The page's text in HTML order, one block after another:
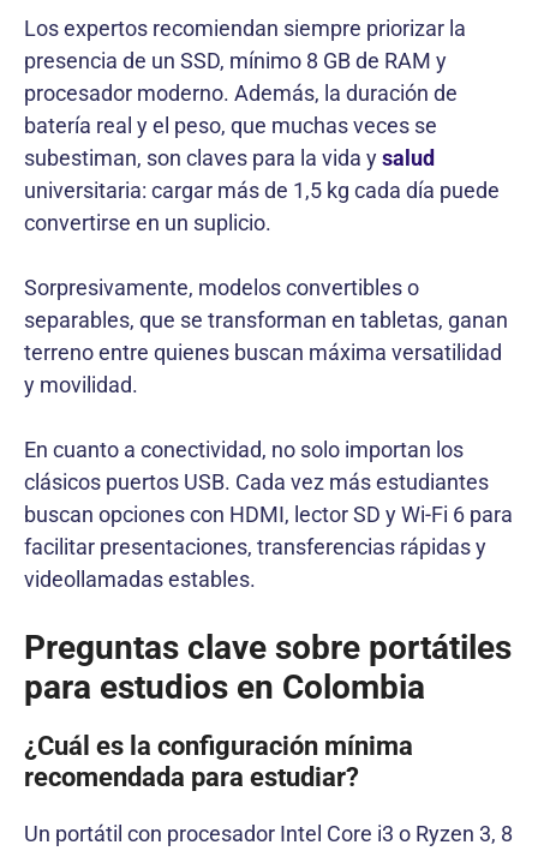
Los expertos recomiendan siempre priorizar la
presencia de un SSD, mínimo 8 GB de RAM y
procesador moderno. Además, la duración de
batería real y el peso, que muchas veces se
subestiman, son claves para la vida ysalud
universitaria: cargar más de 1,5 kg cada día puede
convertirse en un suplicio.
Sorpresivamente, modelos convertibles o
separables, que se transforman en tabletas, ganan
terreno entre quienes buscan máxima versatilidad
y movilidad.
En cuanto a conectividad, no solo importan los
clásicos puertos USB. Cada vez más estudiantes
buscan opciones con HDMI, lector SD y Wi-Fi 6 para
facilitar presentaciones, transferencias rápidas y
videollamadas estables.
Preguntas clave sobre portátiles
para estudios en Colombia
¿Cuál es la configuración mínima
recomendada para estudiar?
Un portátil con procesador Intel Core i3 o Ryzen 3, 8